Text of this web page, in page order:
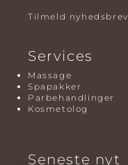
Tilmeld nyhedsbrev
Services
Massage
Spapakker
Parbehandlinger
Kosmetolog
Seneste nyt